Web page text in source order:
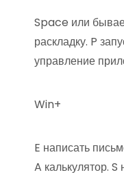
Space или
раскладку. P
управление
Win+
E написать
A калькулятор.